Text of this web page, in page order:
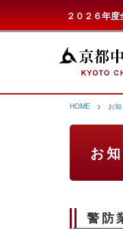
２０２６年
HOME > お
お
警防